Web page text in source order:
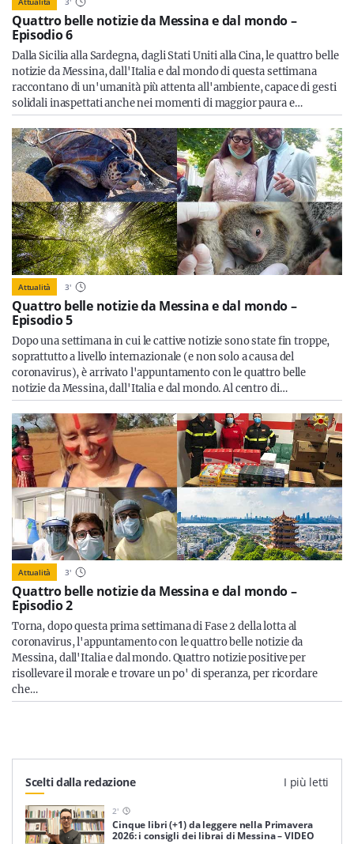
Quattro belle notizie da Messina e dal mondo –
Episodio 6
Dalla Sicilia alla Sardegna, dagli Stati Uniti alla Cina, le quattro belle
notizie da Messina, dall'Italia e dal mondo di questa settimana
raccontano di un'umanità più attenta all'ambiente, capace di gesti
solidali inaspettati anche nei momenti di maggior paura e…
Attualità 3'
Quattro belle notizie da Messina e dal mondo –
Episodio 5
Dopo una settimana in cui le cattive notizie sono state fin troppe,
soprattutto a livello internazionale (e non solo a causa del
coronavirus), è arrivato l'appuntamento con le quattro belle
notizie da Messina, dall'Italia e dal mondo. Al centro di…
Attualità 3'
Quattro belle notizie da Messina e dal mondo –
Episodio 2
Torna, dopo questa prima settimana di Fase 2 della lotta al
coronavirus, l'appuntamento con le quattro belle notizie da
Messina, dall'Italia e dal mondo. Quattro notizie positive per
risollevare il morale e trovare un po' di speranza, per ricordare
che…
Scelti dalla redazione I più letti
2'
Cinque libri (+1) da leggere nella Primavera
2026: i consigli dei librai di Messina – VIDEO